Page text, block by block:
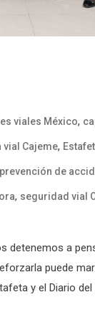
viales México,
vial Cajeme,
prevención de
, seguridad vial
detenemos a
puede
y el Diario del